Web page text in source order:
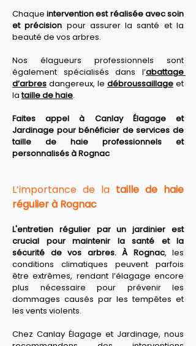
Chaque intervention est réalisée avec soin
et précision pour assurer la santé et la
beauté de vos arbres.
Nos élagueurs professionnels sont
également spécialisés dans l’abattage
d’arbres dangereux, le débroussaillage et
la taille de haie.
Faites appel à Canlay Élagage et
Jardinage pour bénéficier de services de
taille de haie professionnels et
personnalisés à Rognac
L’importance de la taille de haie
régulier à Rognac
L'entretien régulier par un jardinier est
crucial pour maintenir la santé et la
sécurité de vos arbres. À Rognac, les
conditions climatiques peuvent parfois
être extrêmes, rendant l’élagage encore
plus nécessaire pour prévenir les
dommages causés par les tempêtes et
les vents violents.
Chez Canlay Élagage et Jardinage, nous